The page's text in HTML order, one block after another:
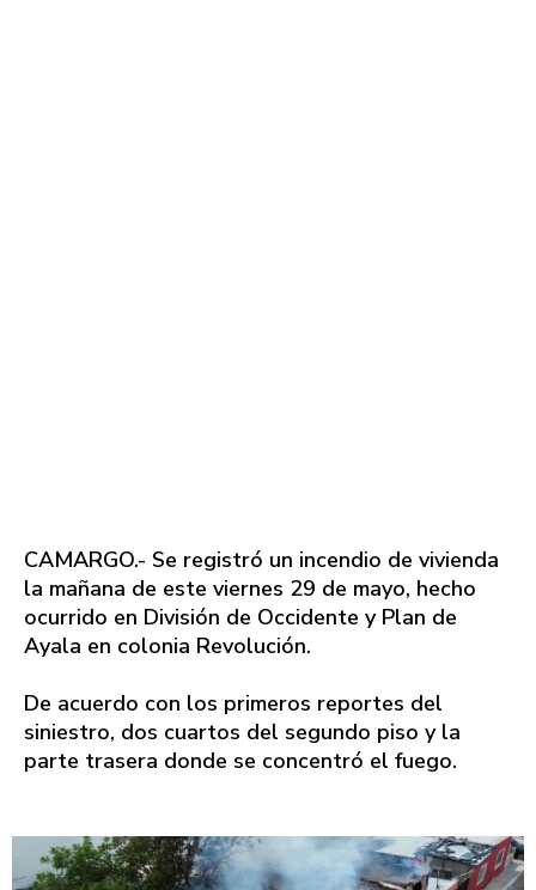
CAMARGO.- Se registró un incendio de vivienda
la mañana de este viernes 29 de mayo, hecho
ocurrido en División de Occidente y Plan de
Ayala en colonia Revolución.
De acuerdo con los primeros reportes del
siniestro, dos cuartos del segundo piso y la
parte trasera donde se concentró el fuego.